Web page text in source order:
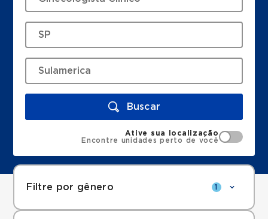
Buscar
Ative sua localização
Encontre unidades perto de você
Filtre por gênero 1